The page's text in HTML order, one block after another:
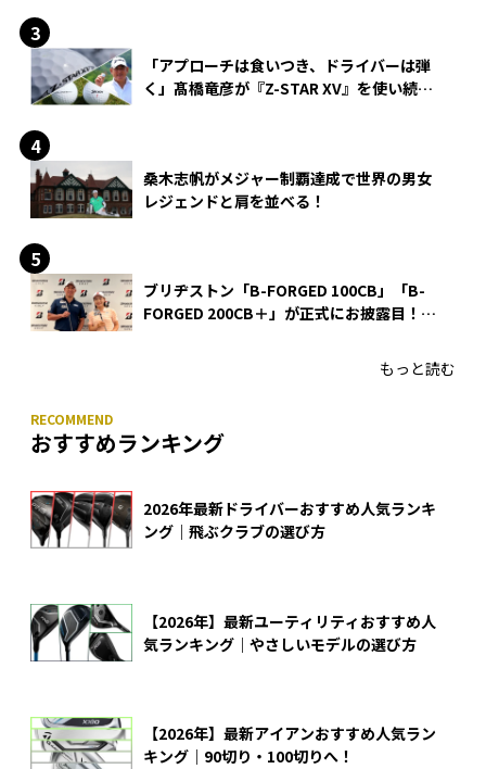
「アプローチは食いつき、ドライバーは弾
く」髙橋竜彦が『Z-STAR XV』を使い続け
桑木志帆がメジャー制覇達成で世界の男女
レジェンドと肩を並べる！
ブリヂストン「B-FORGED 100CB」「B-
FORGED 200CB＋」が正式にお披露目！
もっと読む
おすすめランキング
2026年最新ドライバーおすすめ人気ランキ
ング｜飛ぶクラブの選び方
【2026年】最新ユーティリティおすすめ人
気ランキング｜やさしいモデルの選び方
【2026年】最新アイアンおすすめ人気ラン
キング｜90切り・100切りへ！